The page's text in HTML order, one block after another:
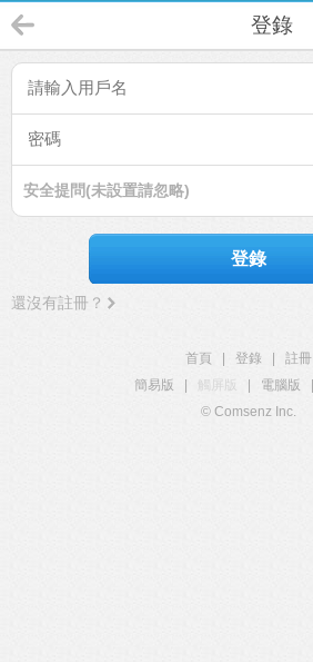
登錄
安全提問(未設置請忽略)
登錄
還沒有註冊？
首頁 登錄
註冊
簡易版
觸屏版 電腦版
© Comsenz Inc.